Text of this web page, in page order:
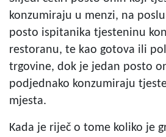
konzumiraju u menzi, na
posto ispitanika tjesteninu
restoranu, te kao gotova ili
trgovine, dok je jedan posto
podjednako konzumiraju
mjesta.
Kada je riječ o tome koliko je